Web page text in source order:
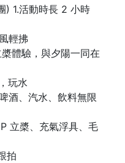
) 1.活動時長 2 小時
輕拂
體驗，與夕陽一同在
玩水
酒、汽水、飲料無限
立槳、充氣浮具、毛
拍